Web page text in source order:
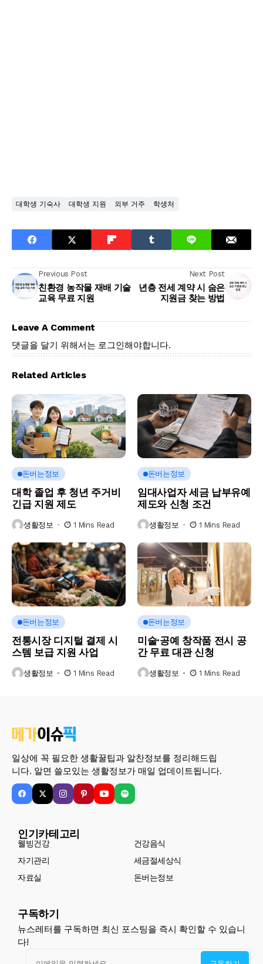
대학생 기숙사 대학생 지원 외부 거주 학생처
Previous Post
친환경 농작물 재배 기술
교육 무료 지원
Next Post
년층 전세 계약 시 숨은
지원금 찾는 방법
Leave A Comment
댓글을 달기 위해서는 로그인해야합니다.
Related Articles
돈버는정보
대학 졸업 후 청년 주거비
긴급 지원 제도
생활정보 1 Mins Read
돈버는정보
임대사업자 세금 납부유예
제도와 신청 조건
생활정보 1 Mins Read
돈버는정보
전통시장 디지털 결제 시
스템 보급 지원 사업
생활정보 1 Mins Read
돈버는정보
미술·공예 창작품 전시 공
간 무료 대관 신청
생활정보 1 Mins Read
일상에 꼭 필요한 생활꿀팁과 알찬정보를 정리해드립
니다. 알면 쓸모있는 생활정보가 매일 업데이트됩니다.
인기카테고리
웰빙건강
건강음식
자기관리
세금절세상식
자료실
돈버는정보
구독하기
뉴스레터를 구독하면 최신 포스팅을 즉시 확인할 수 있습니
다!